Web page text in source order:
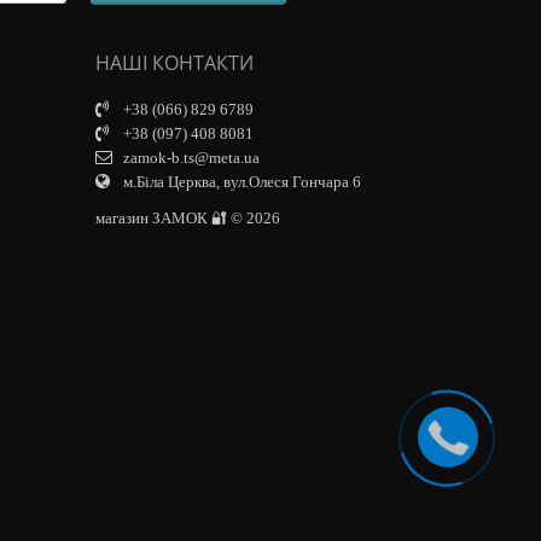
НАШІ КОНТАКТИ
+38 (066) 829 6789
+38 (097) 408 8081
zamok-b.ts@meta.ua
м.Біла Церква, вул.Олеся Гончара 6
магазин ЗАМОК 🔐 © 2026